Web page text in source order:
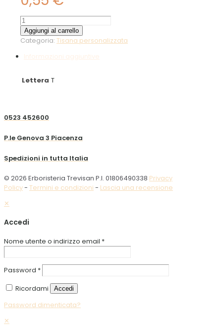
Te
oolong
10g
Aggiungi al carrello
Categoria: Tisana personalizzata
Informazioni aggiuntive
Lettera T
0523 452600
P.le Genova 3 Piacenza
Spedizioni in tutta Italia
© 2026 Erboristeria Trevisan P.I. 01806490338 Privacy
Policy- Termini e condizioni - Lascia una recensione
✕
Accedi
Nome utente o indirizzo email *
Password *
Ricordami
Accedi
Password dimenticata?
✕